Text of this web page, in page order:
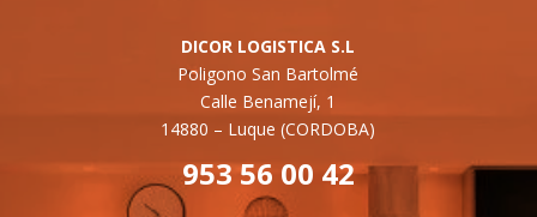
DICOR LOGISTICA S.L
Poligono San Bartolmé
Calle Benamejí, 1
14880 – Luque (CORDOBA)
953 56 00 42